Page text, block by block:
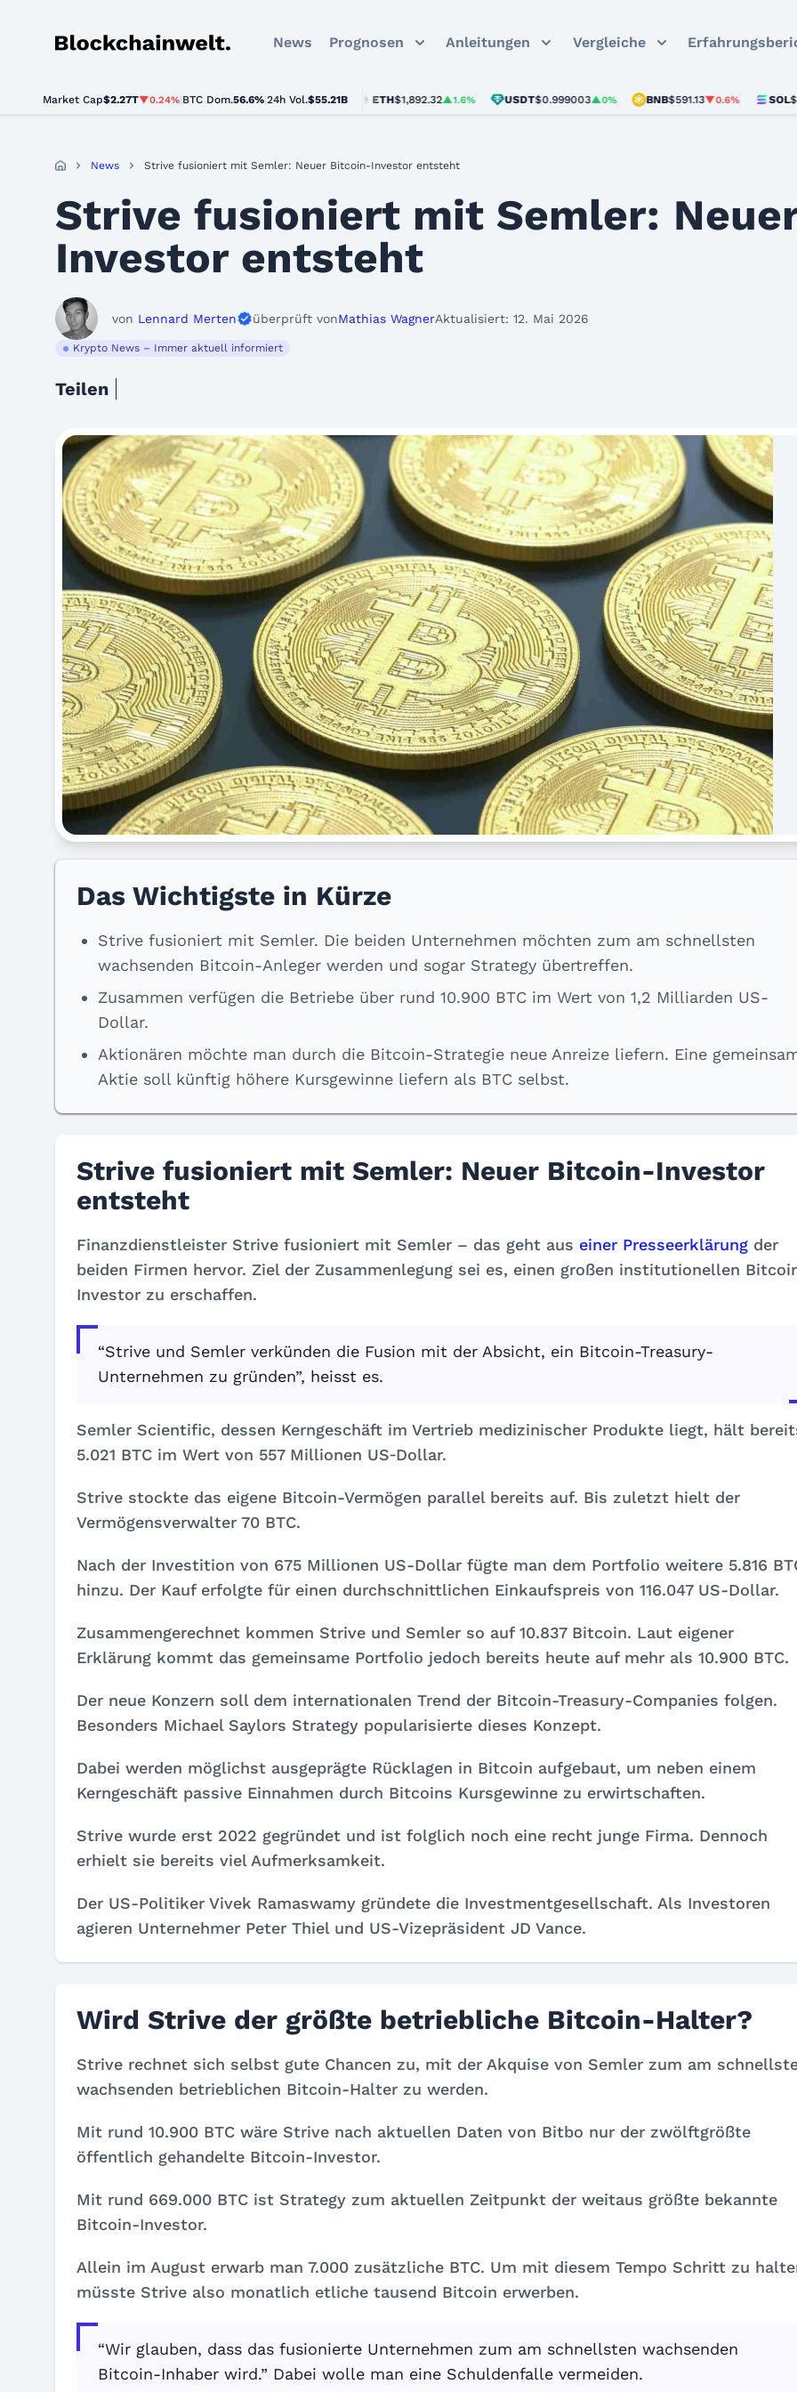
Blockchainwelt News Prognosen Anleitungen Vergleiche
Market Cap$2.27T▼0.24% BTC Dom.56.6% 24h Vol.$55.21B
BTC$64,156.00▲0.5% ETH $1,892.32▲1.6% USDT$0.999003▲0% BNB$591.13▼0.6% SOL $72.85
News Strive fusioniert mit Semler: Neuer Bitcoin-Investor entsteht
Strive fusioniert mit Semler:
Investor entsteht
von Lennard Merten überprüft vonMathias WagnerAktualisiert: 12. Mai 2026
Krypto News – Immer aktuell informiert
Teilen
Das Wichtigste in Kürze
Strive fusioniert mit Semler. Die beiden Unternehmen möchten zum am schnellsten
wachsenden Bitcoin-Anleger werden und sogar Strategy übertreffen.
Zusammen verfügen die Betriebe über rund 10.900 BTC im Wert von 1,2 Milliarden US-
Dollar.
Aktionären möchte man durch die Bitcoin-Strategie neue Anreize liefern. Eine
Aktie soll künftig höhere Kursgewinne liefern als BTC selbst.
Strive fusioniert mit Semler: Neuer Bitcoin-Investor
entsteht
Finanzdienstleister Strive fusioniert mit Semler – das geht aus einer Presseerklärung der
beiden Firmen hervor. Ziel der Zusammenlegung sei es, einen großen institutionellen
Investor zu erschaffen.
“Strive und Semler verkünden die Fusion mit der Absicht, ein Bitcoin-Treasury-
Unternehmen zu gründen”, heisst es.
Semler Scientific, dessen Kerngeschäft im Vertrieb medizinischer Produkte liegt, hält
5.021 BTC im Wert von 557 Millionen US‑Dollar.
Strive stockte das eigene Bitcoin-Vermögen parallel bereits auf. Bis zuletzt hielt der
Vermögensverwalter 70 BTC.
Nach der Investition von 675 Millionen US-Dollar fügte man dem Portfolio weitere 5.816
hinzu. Der Kauf erfolgte für einen durchschnittlichen Einkaufspreis von 116.047 US-Dollar.
Zusammengerechnet kommen Strive und Semler so auf 10.837 Bitcoin. Laut eigener
Erklärung kommt das gemeinsame Portfolio jedoch bereits heute auf mehr als 10.900 BTC.
Der neue Konzern soll dem internationalen Trend der Bitcoin-Treasury-Companies folgen.
Besonders Michael Saylors Strategy popularisierte dieses Konzept.
Dabei werden möglichst ausgeprägte Rücklagen in Bitcoin aufgebaut, um neben einem
Kerngeschäft passive Einnahmen durch Bitcoins Kursgewinne zu erwirtschaften.
Strive wurde erst 2022 gegründet und ist folglich noch eine recht junge Firma. Dennoch
erhielt sie bereits viel Aufmerksamkeit.
Der US-Politiker Vivek Ramaswamy gründete die Investmentgesellschaft. Als Investoren
agieren Unternehmer Peter Thiel und US-Vizepräsident JD Vance.
Wird Strive der größte betriebliche Bitcoin-Halter?
Strive rechnet sich selbst gute Chancen zu, mit der Akquise von Semler zum am
wachsenden betrieblichen Bitcoin-Halter zu werden.
Mit rund 10.900 BTC wäre Strive nach aktuellen Daten von Bitbo nur der zwölftgrößte
öffentlich gehandelte Bitcoin-Investor.
Mit rund 669.000 BTC ist Strategy zum aktuellen Zeitpunkt der weitaus größte bekannte
Bitcoin-Investor.
Allein im August erwarb man 7.000 zusätzliche BTC. Um mit diesem Tempo Schritt zu
müsste Strive also monatlich etliche tausend Bitcoin erwerben.
“Wir glauben, dass das fusionierte Unternehmen zum am schnellsten wachsenden
Bitcoin-Inhaber wird.” Dabei wolle man eine Schuldenfalle vermeiden.